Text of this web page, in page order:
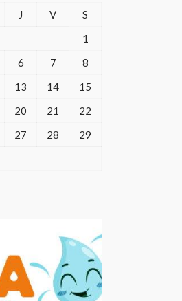
J V
S
1
6 7
8
13 14
15
20 21
22
27 28
29